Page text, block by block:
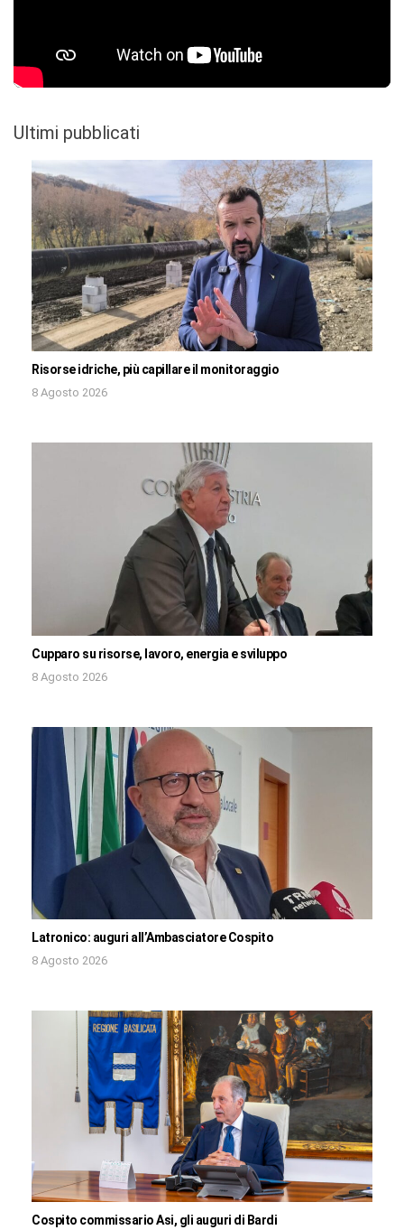
Ultimi pubblicati
Risorse idriche, più capillare il monitoraggio
8 Agosto 2026
Cupparo su risorse, lavoro, energia e sviluppo
8 Agosto 2026
Latronico: auguri all’Ambasciatore Cospito
8 Agosto 2026
Cospito commissario Asi, gli auguri di Bardi